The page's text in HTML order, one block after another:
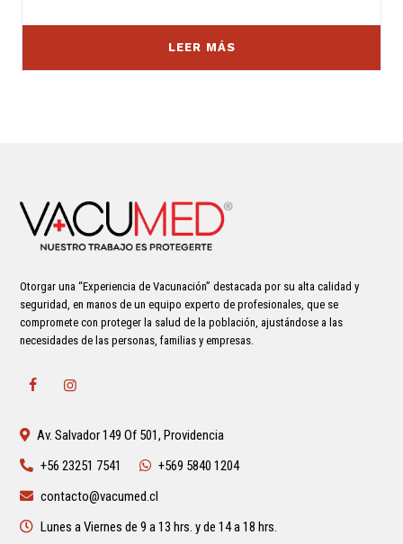
LEER MÁS
Otorgar una “Experiencia de Vacunación” destacada por su alta calidad y
seguridad, en manos de un equipo experto de profesionales, que se
compromete con proteger la salud de la población, ajustándose a las
necesidades de las personas, familias y empresas.
Av. Salvador 149 Of 501, Providencia
+56 23251 7541
+569 5840 1204
contacto@vacumed.cl
Lunes a Viernes de 9 a 13 hrs. y de 14 a 18 hrs.